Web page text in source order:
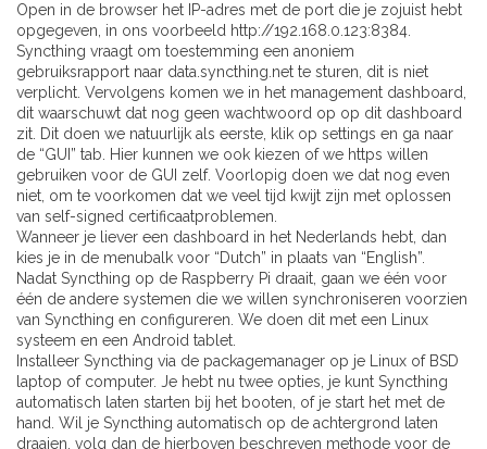
Open in de browser het IP-adres met de port die je zojuist hebt
opgegeven, in ons voorbeeld http://192.168.0.123:8384.
Syncthing vraagt om toestemming een anoniem
gebruiksrapport naar data.syncthing.net te sturen, dit is niet
verplicht. Vervolgens komen we in het management dashboard,
dit waarschuwt dat nog geen wachtwoord op op dit dashboard
zit. Dit doen we natuurlijk als eerste, klik op settings en ga naar
de “GUI” tab. Hier kunnen we ook kiezen of we https willen
gebruiken voor de GUI zelf. Voorlopig doen we dat nog even
niet, om te voorkomen dat we veel tijd kwijt zijn met oplossen
van self-signed certificaatproblemen.
Wanneer je liever een dashboard in het Nederlands hebt, dan
kies je in de menubalk voor “Dutch” in plaats van “English”.
Nadat Syncthing op de Raspberry Pi draait, gaan we één voor
één de andere systemen die we willen synchroniseren voorzien
van Syncthing en configureren. We doen dit met een Linux
systeem en een Android tablet.
Installeer Syncthing via de packagemanager op je Linux of BSD
laptop of computer. Je hebt nu twee opties, je kunt Syncthing
automatisch laten starten bij het booten, of je start het met de
hand. Wil je Syncthing automatisch op de achtergrond laten
draaien, volg dan de hierboven beschreven methode voor de